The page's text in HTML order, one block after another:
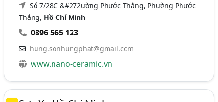
Số 7/28C &#272ường Phước Thắng, Phường Phước
Thắng, Hồ Chí Minh
0896 565 123
hung.sonhungphat@gmail.com
www.nano-ceramic.vn